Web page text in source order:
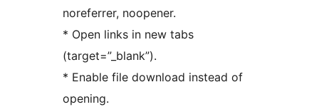
noreferrer, noopener.
* Open links in new tabs
(target=”_blank”).
* Enable file download instead of
opening.